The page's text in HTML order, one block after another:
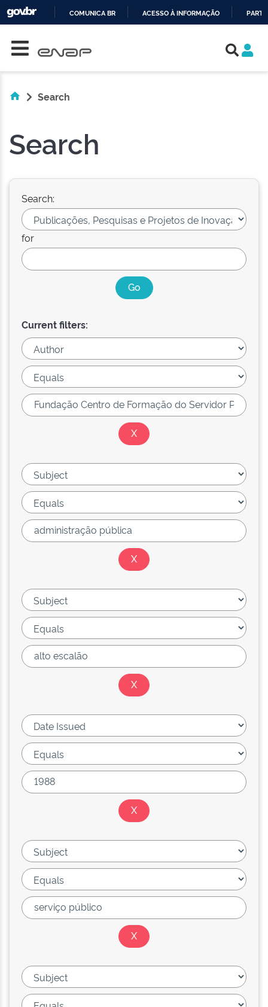
COMUNICA BR ACESSO À INFORMAÇÃO
Search
Search
Search:
for
Current filters: